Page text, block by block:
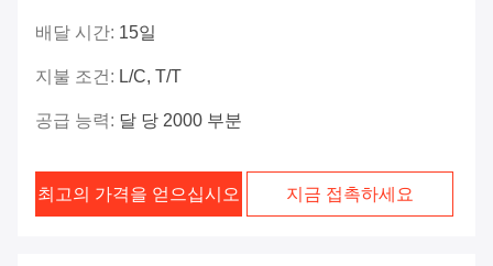
배달 시간: 15일
지불 조건: L/C, T/T
공급 능력: 달 당 2000 부분
최고의 가격을 얻으십시오 지금 접촉하세요